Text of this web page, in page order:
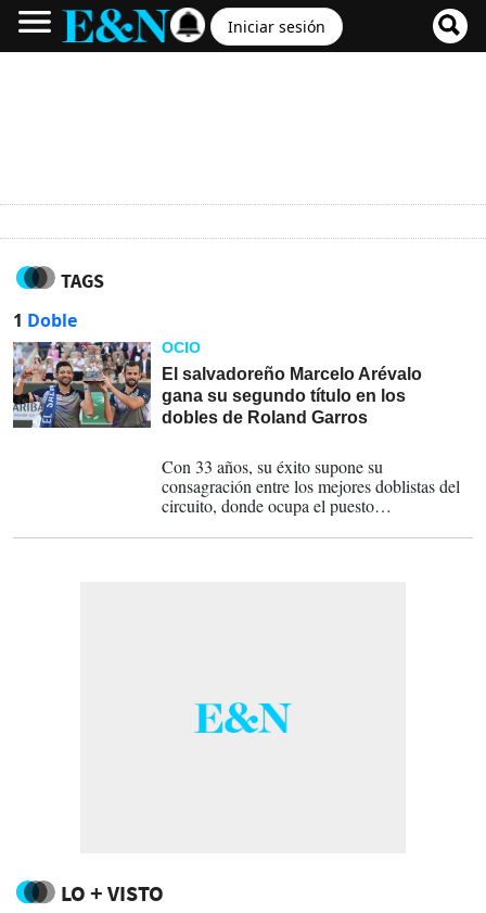
Iniciar sesión
TAGS
1 Doble
OCIO
El salvadoreño Marcelo Arévalo
gana su segundo título en los
dobles de Roland Garros
Con 33 años, su éxito supone su
consagración entre los mejores doblistas del
circuito, donde ocupa el puesto
LO + VISTO